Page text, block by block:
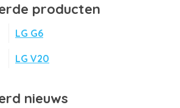
producten
LG G6
LG V20
nieuws